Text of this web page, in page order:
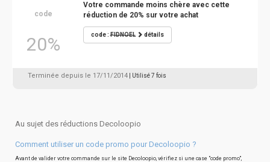
code
20%
Votre commande moins chère avec cette
réduction de 20% sur votre achat
code :FIDNOEL détails
Terminée depuis le 17/11/2014 | Utilisé 7 fois
Au sujet des réductions Decoloopio
Comment utiliser un code promo pour Decoloopio ?
Avant de valider votre commande sur le site Decoloopio, vérifiez si une case "code promo",